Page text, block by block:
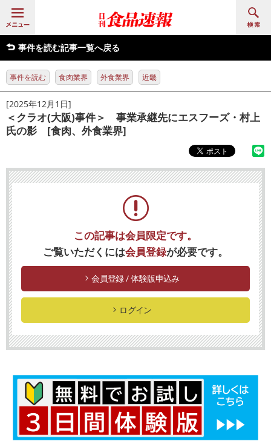
事件を読む記事一覧へ戻る
事件を読む 食肉業界 外食業界 近畿
[2025年12月1日]
＜クラオ(大阪)事件＞ 事業承継先にエスフーズ・村上
氏の影 [食肉、外食業界]
この記事は会員限定です。
ご覧いただくには会員登録が必要です。
会員登録 / 体験版申込み
ログイン